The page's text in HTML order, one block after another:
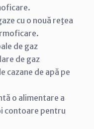
cu o nouă reţea
de gaz
de gaz
cazane de apă pe
o alimentare a
contoare pentru